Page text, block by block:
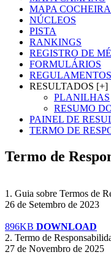
MAPA
NÚCLEOS
PISTA
RANKINGS
REGISTRO DE
FORMULÁRIOS
REGULAMENTOS
RESULTADOS [+]
PLANILHAS
RESUMO
PAINEL DE
TERMO DE
Termo de
1. Guia sobre Termos de
26 de Setembro de 2023
896KB DOWNLOAD
2. Termo de
27 de Novembro de 2025